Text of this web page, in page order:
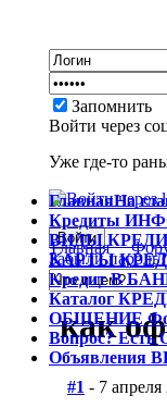
Запомнить
Войти через
Уже где-то
Забыли пароль?
ГлавнаяНа
Кредиты
ВИДЫ
КАРТЫ
КредитВ
Каталог
ОБЩЕНИЕ
Вопрос?Есть
Объявления
Главная
как
#1 - 7 апреля